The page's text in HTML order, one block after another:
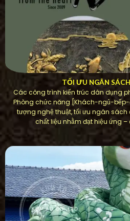
TỐI ƯU NGÂN
Các công trình kiến ​​trúc dân dụng
Phòng chức năng [Khách-ngủ-bếp-
tượng nghệ thuật, tối ưu ngân
chất liệu nhằm đạt hiệu ứng